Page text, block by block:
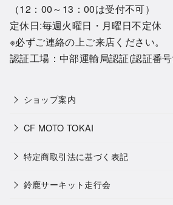
（12：00～13：00は受付不可）
定休日:毎週火曜日・月曜日不定休
※必ずご連絡の上ご来店ください。
認証工場：中部運輸局認証(認証番
ショップ案内
CF MOTO TOKAI
特定商取引法に基づく表記
鈴鹿サーキット走行会